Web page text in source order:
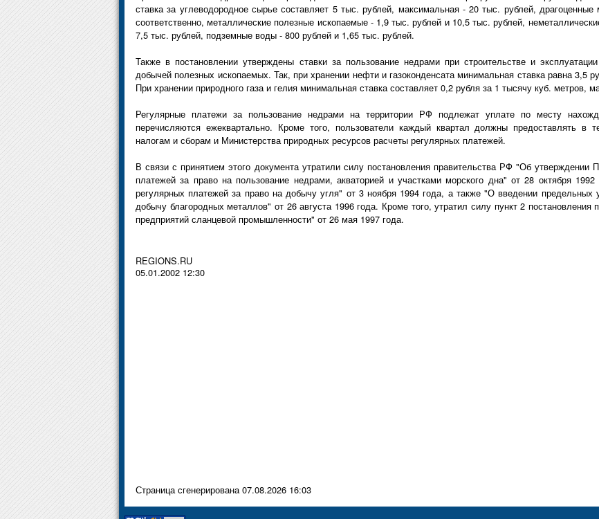
ставка за углеводородное сырье составляет 5 тыс. рублей, максимальная - 20 тыс. рублей,
соответственно, металлические полезные ископаемые - 1,9 тыс. рублей и 10,5 тыс. рублей,
7,5 тыс. рублей, подземные воды - 800 рублей и 1,65 тыс. рублей.
Также в постановлении утверждены ставки за пользование недрами при строительстве и
добычей полезных ископаемых. Так, при хранении нефти и газоконденсата минимальная ставка равна 3,5
При хранении природного газа и гелия минимальная ставка составляет 0,2 рубля за 1 тысячу куб. метров,
Регулярные платежи за пользование недрами на территории РФ подлежат уплате по месту
перечисляются ежеквартально. Кроме того, пользователи каждый квартал должны предоставлять в
налогам и сборам и Министерства природных ресурсов расчеты регулярных платежей.
В связи с принятием этого документа утратили силу постановления правительства РФ "Об утверждении
платежей за право на пользование недрами, акваторией и участками морского дна" от 28 октября
регулярных платежей за право на добычу угля" от 3 ноября 1994 года, а также "О введении предельных
добычу благородных металлов" от 26 августа 1996 года. Кроме того, утратил силу пункт 2
предприятий сланцевой промышленности" от 26 мая 1997 года.
REGIONS.RU
05.01.2002 12:30
Страница сгенерирована 07.08.2026 16:03